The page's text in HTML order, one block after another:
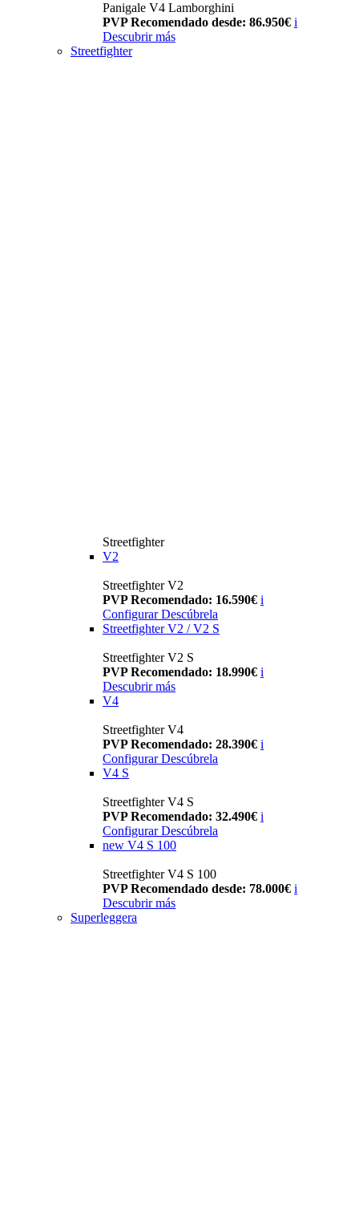
Panigale V4 Lamborghini
PVP Recomendado desde: 86.950€ i
Descubrir más
Streetfighter
Streetfighter
V2
Streetfighter V2
PVP Recomendado: 16.590€ i
Configurar Descúbrela
Streetfighter V2 / V2 S
Streetfighter V2 S
PVP Recomendado: 18.990€ i
Descubrir más
V4
Streetfighter V4
PVP Recomendado: 28.390€ i
Configurar Descúbrela
V4 S
Streetfighter V4 S
PVP Recomendado: 32.490€ i
Configurar Descúbrela
new V4 S 100
Streetfighter V4 S 100
PVP Recomendado desde: 78.000€ i
Descubrir más
Superleggera